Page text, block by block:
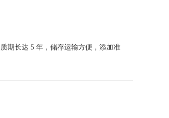
期长达 5 年，储存运输方便，添加准